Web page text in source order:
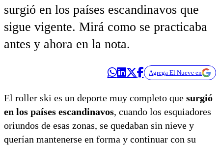
surgió en los países escandinavos que
sigue vigente. Mirá como se practicaba
antes y ahora en la nota.
Agrega El Nueve en
El roller ski es un deporte muy completo que surgió
en los países escandinavos, cuando los esquiadores
oriundos de esas zonas, se quedaban sin nieve y
querían mantenerse en forma y continuar con su